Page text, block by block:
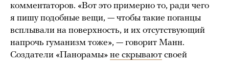
комментаторов. «Вот это примерно то, ради чего
я пишу подобные вещи, — чтобы такие поганцы
всплывали на поверхность, и их отсутствующий
напрочь гуманизм тоже», — говорит Манн.
Создатели «Панорамы» не скрывают своей